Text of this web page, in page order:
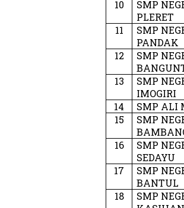
10
SMP
PLERET
11
SMP
PANDAK
12
SMP
13
SMP
IMOGIRI
14 SMP ALI
15
SMP
16
SMP
SEDAYU
17
SMP
BANTUL
18
SMP